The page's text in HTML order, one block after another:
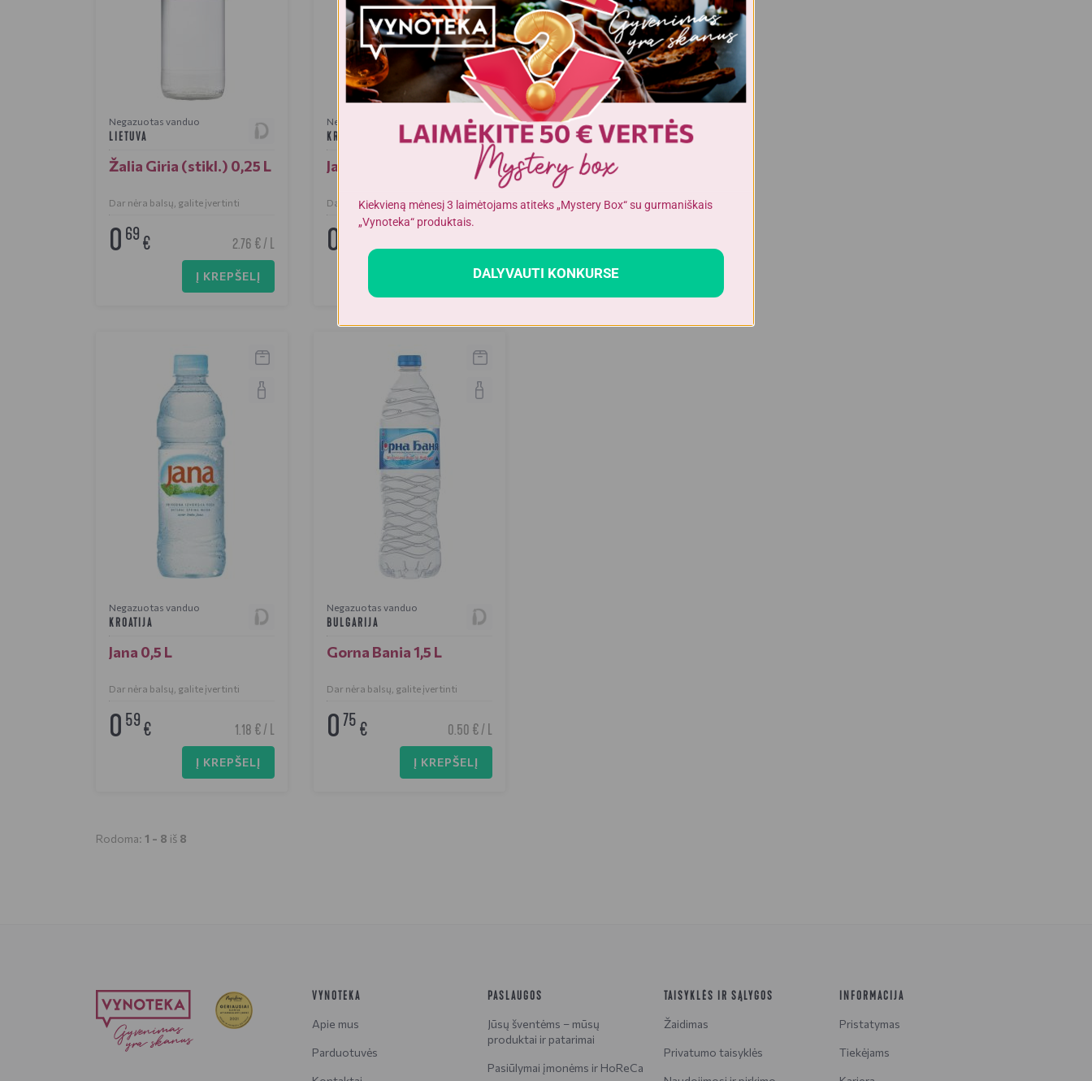
Negazuotas vanduo
LIETUVA
Žalia Giria (stikl.) 0,25 L
Dar nėra balsų, galite įvertinti
0 69€ 2.76 € / L
Į KREPŠELĮ
Negazuotas vanduo
KROATIJA
Jana Baby 1 L
Dar nėra balsų, galite įvertinti
0
Į KREPŠELĮ
Negazuotas vanduo
KROATIJA
Jana 1,5 L
Dar nėra balsų, galite įvertinti
0 €
Negazuotas vanduo
KROATIJA
Jana 0,5 L
Dar nėra balsų, galite įvertinti
0 59€ 1.18 € / L
Į KREPŠELĮ
Negazuotas vanduo
BULGARIJA
Gorna Bania 1,5 L
Dar nėra balsų, galite įvertinti
075€ 0.50 € / L
Į KREPŠELĮ
Rodoma: 1 - 8 iš 8
VYNOTEKA
Apie mus
Parduotuvės
PASLAUGOS
Jūsų šventėms – mūsų
produktai ir patarimai
Pasiūlymai įmonėms ir HoReCa
TAISYKLĖS IR SĄLYGOS
Žaidimas
Privatumo taisyklės
INFORMACIJA
Pristatymas
Tiekėjams
Kiekvieną mėnesį 3 laimėtojams atiteks „Mystery Box“ su gurmaniškais
„Vynoteka“ produktais.
DALYVAUTI KONKURSE